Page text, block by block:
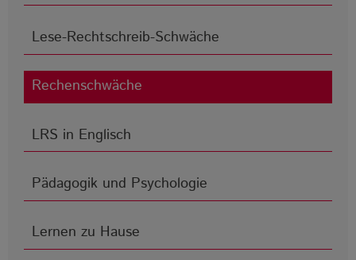
Lese-Rechtschreib-Schwäche
Rechenschwäche
LRS in Englisch
Pädagogik und Psychologie
Lernen zu Hause